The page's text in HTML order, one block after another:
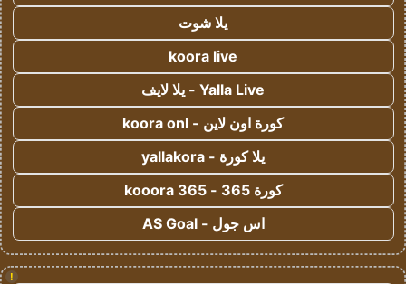
يلا شوت
koora live
Yalla Live - يلا لايف
كورة اون لاين - koora onl
يلا كورة - yallakora
كورة 365 - kooora 365
اس جول - AS Goal
!